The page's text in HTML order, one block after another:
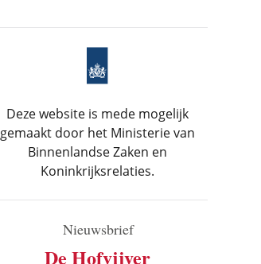
Deze website is mede mogelijk
gemaakt door het Ministerie van
Binnenlandse Zaken en
Koninkrijksrelaties.
Nieuwsbrief
De Hofvijver